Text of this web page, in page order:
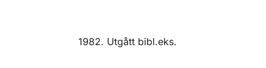
1982. Utgått bibl.eks.